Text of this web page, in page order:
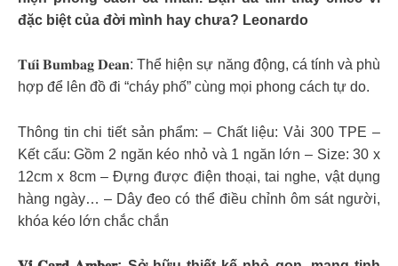
đặc biệt của đời mình hay chưa? Leonardo
𝐓𝐮́𝐢 𝐁𝐮𝐦𝐛𝐚𝐠 𝐃𝐞𝐚𝐧: Thể hiện sự năng động, cá tính và phù
hợp để lên đồ đi “cháy phố” cùng mọi phong cách tự do.
Thông tin chi tiết sản phẩm: – Chất liệu: Vải 300 TPE –
Kết cấu: Gồm 2 ngăn kéo nhỏ và 1 ngăn lớn – Size: 30 x
12cm x 8cm – Đựng được điện thoại, tai nghe, vật dụng
hàng ngày… – Dây đeo có thể điều chỉnh ôm sát người,
khóa kéo lớn chắc chắn